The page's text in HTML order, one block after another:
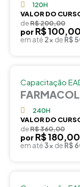
120H
VALOR DO
deR$ 200,00
por R$ 100,00
em até 2x de R$
Capacitação
240H
VALOR DO
deR$ 360,00
por R$ 180,00
em até3x de R$